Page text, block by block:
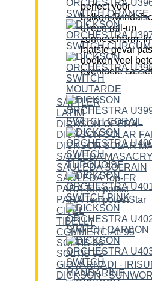
perfect voor
balkon-/
of een roll-up
zonnescherm.
laatste geval
doeken veel
eventuele
SATTLER
LATIM
DICKSON OPERA
DICKSON SOLAR
DICKSON SOLAR
SAULEDA
SAULEDA SOLRAIN
SAULEDA Top-FR
PARA Tempotest
PARA TempotestStar
CITEL
TIBELLY
COMMERCIAL 95
SOLTIS 86
SOLTIS 92
GIOVARNADI -
DICKSON -